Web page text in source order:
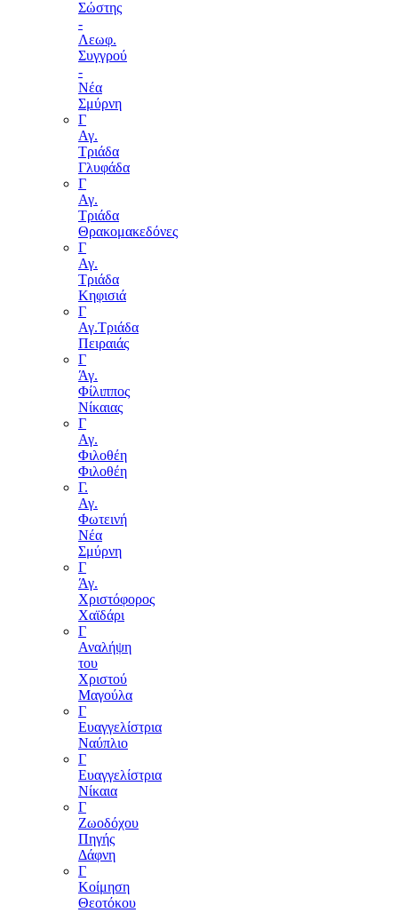
Σώστης
-
Λεωφ.
Συγγρού
-
Νέα
Σμύρνη
Γ
Αγ.
Τριάδα
Γλυφάδα
Γ
Αγ.
Τριάδα
Θρακομακεδόνες
Γ
Αγ.
Τριάδα
Κηφισιά
Γ
Αγ.Τριάδα
Πειραιάς
Γ
Άγ.
Φίλιππος
Νίκαιας
Γ
Αγ.
Φιλοθέη
Φιλοθέη
Γ.
Αγ.
Φωτεινή
Νέα
Σμύρνη
Γ
Άγ.
Χριστόφορος
Χαϊδάρι
Γ
Αναλήψη
του
Χριστού
Μαγούλα
Γ
Ευαγγελίστρια
Ναύπλιο
Γ
Ευαγγελίστρια
Νίκαια
Γ
Ζωοδόχου
Πηγής
Δάφνη
Γ
Κοίμηση
Θεοτόκου